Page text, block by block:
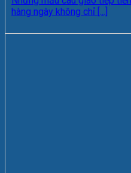
hàng ngày không chỉ [...]